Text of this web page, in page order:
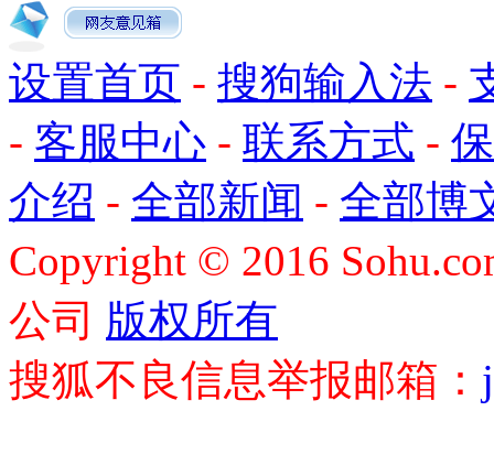
设置首页 - 搜狗输入法 -
- 客服中心 - 联系方式 -
介绍 - 全部新闻 - 全部博
Copyright © 2016
公司 版权所有
搜狐不良信息举报邮箱：